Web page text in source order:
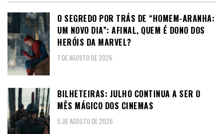
O SEGREDO POR TRÁS DE “HOMEM-ARANHA:
UM NOVO DIA”: AFINAL, QUEM É DONO DOS
HERÓIS DA MARVEL?
7 DE AGOSTO DE 2026
BILHETEIRAS: JULHO CONTINUA A SER O
MÊS MÁGICO DOS CINEMAS
5 DE AGOSTO DE 2026